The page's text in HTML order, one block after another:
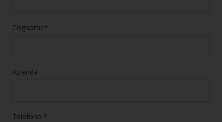
Cognome*
Azienda
Telefono *